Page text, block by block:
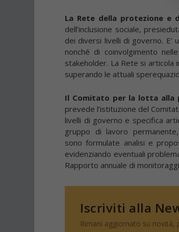
La Rete della protezione e
dell’inclusione sociale,
dei diversi livelli di governo.
nonché di coinvolgimento
stakeholder. La Rete si articola
superando le attuali
Il Comitato per la lotta alla
prevede l’istituzione del
livelli di governo e specifica
gruppo di lavoro
sono formulate analisi e
evidenziando eventuali
Rapporto annuale di
Iscriviti alla
Rimani aggiornato su